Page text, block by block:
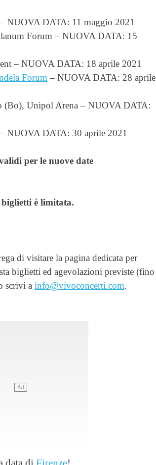
NUOVA DATA: 11 maggio 2021
Forum – NUOVA DATA: 15
– NUOVA DATA: 18 aprile 2021
Forum – NUOVA DATA: 28 aprile
(Bo), Unipol Arena – NUOVA DATA:
NUOVA DATA: 30 aprile 2021
per le nuove date
è limitata.
di visitare la pagina dedicata per
biglietti ed agevolazioni previste (fino
scrivi a info@vivoconcerti.com.
data di Firenze!